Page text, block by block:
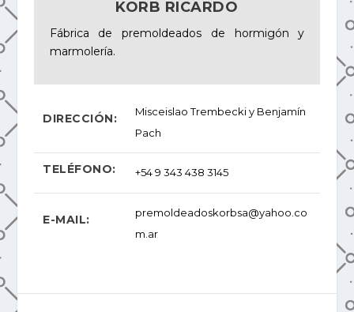
KORB RICARDO
Fábrica de premoldeados de hormigón y
marmolería.
DIRECCIÓN:
Misceislao Trembecki y Benjamín
Pach
TELÉFONO: +54 9 343 438 3145
E-MAIL:
premoldeadoskorbsa@yahoo.co
m.ar